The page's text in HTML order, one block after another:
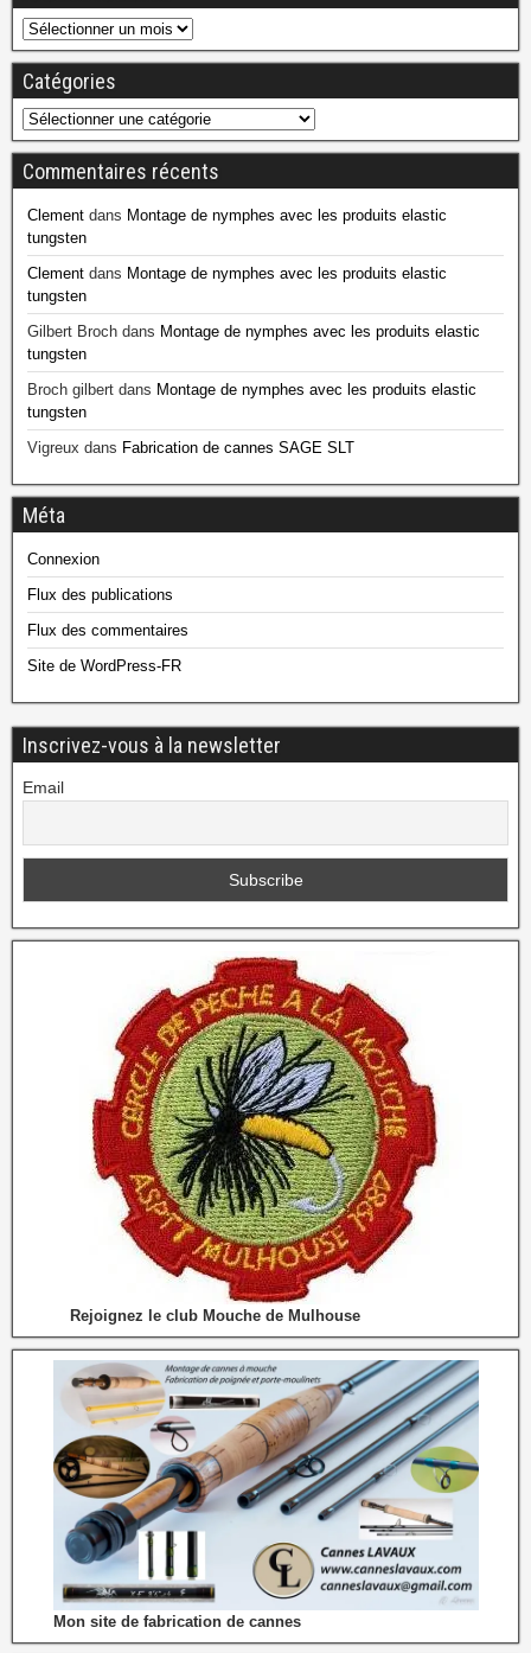
Catégories
Commentaires récents
Clement dans Montage de nymphes avec les produits elastic
tungsten
Clement dans Montage de nymphes avec les produits elastic
tungsten
Gilbert Broch dans Montage de nymphes avec les produits elastic
tungsten
Broch gilbert dans Montage de nymphes avec les produits elastic
tungsten
Vigreux dans Fabrication de cannes SAGE SLT
Méta
Connexion
Flux des publications
Flux des commentaires
Site de WordPress-FR
Inscrivez-vous à la newsletter
Email
Rejoignez le club Mouche de Mulhouse
Mon site de fabrication de cannes